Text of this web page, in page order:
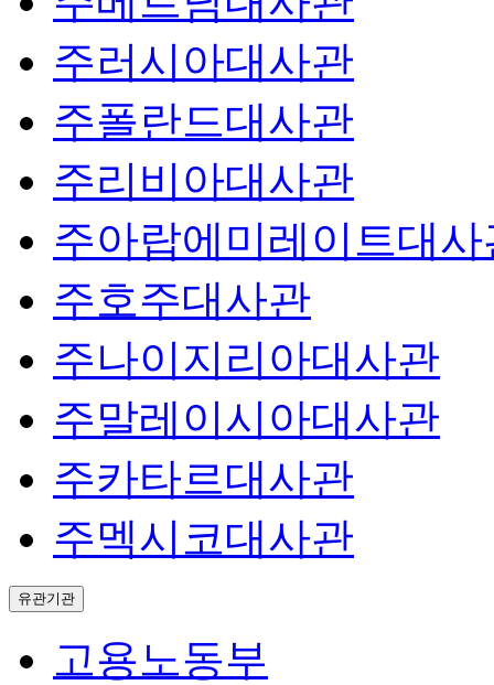
주러시아대사관
주폴란드대사관
주리비아대사관
주아랍에미레이트대사
주호주대사관
주나이지리아대사관
주말레이시아대사관
주카타르대사관
주멕시코대사관
유관기관
고용노동부